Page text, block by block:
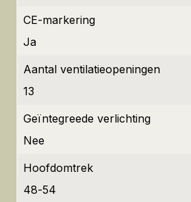
CE-markering
Ja
Aantal ventilatieopeningen
13
Geïntegreede verlichting
Nee
Hoofdomtrek
48-54